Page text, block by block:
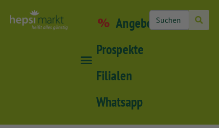
Angebote
Prospekte
Filialen
Whatsapp